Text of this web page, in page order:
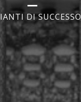
DI SUCCESSO